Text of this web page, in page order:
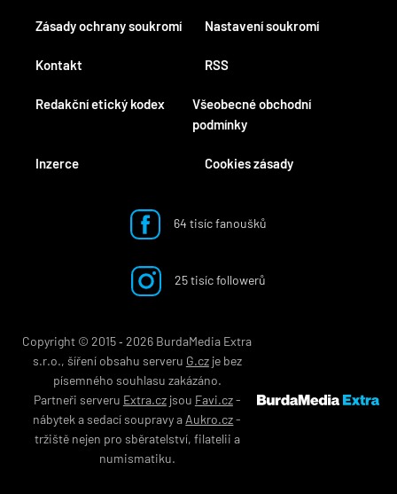
Kontakt
Redakční etický kodex
Inzerce
RSS
Všeobecné obchodní
podmínky
Cookies zásady
Zásady ochrany soukromí Nastavení soukromí
64 tisíc fanoušků
25 tisíc followerů
Copyright © 2015 ‐ 2026 BurdaMedia Extra
s.r.o., šíření obsahu serveru G.czje bez
písemného souhlasu zakázáno.
Partneři serveru Extra.czjsou Favi.cz-
nábytek a sedací soupravya Aukro.cz-
tržiště nejen pro sběratelství, filatelii a
numismatiku.